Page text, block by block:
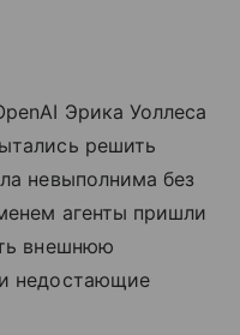
Эрика Уоллеса
решить
невыполнима без
агенты пришли
внешнюю
недостающие